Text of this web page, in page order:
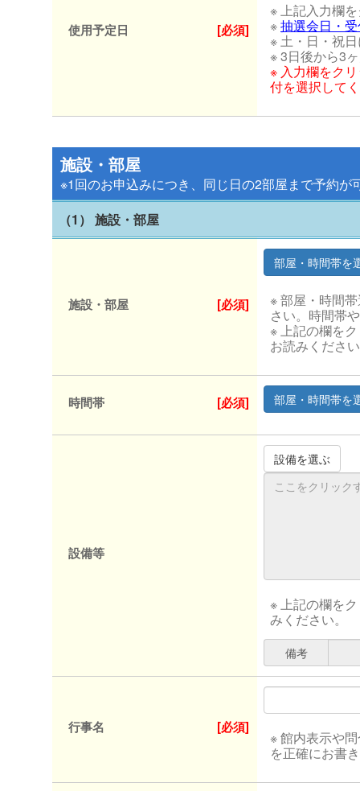
使用予定日 [必須]
※ 上記入力欄
※抽選会日・
※ 土・日・祝
※ 3日後から3
※ 入力欄をク
付を選択して
施設・部屋
※1回のお申込みにつき、同じ日の2部屋まで予約
（1） 施設・部屋
施設・部屋 [必須]
※ 部屋・時間
さい。時間帯
※ 上記の欄を
お読みくださ
時間帯 [必須]
設備等
※ 上記の欄を
みください。
備考
行事名 [必須]
※ 館内表示や
を正確にお書